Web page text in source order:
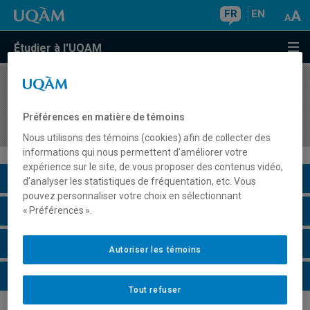
FR EN
Étudier à l'UQAM
COURS//
technologies de l'information
Description du cours
Horaire - Été 2026
Horaire - Automne 2026
Horaire - Hiver 2027
Préférences en matière de témoins
Nous utilisons des témoins (cookies) afin de collecter des
informations qui nous permettent d’améliorer votre
expérience sur le site, de vous proposer des contenus vidéo,
d’analyser les statistiques de fréquentation, etc. Vous
pouvez personnaliser votre choix en sélectionnant
« Préférences ».
Tout refuser
Autoriser les témoins